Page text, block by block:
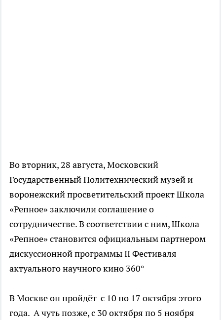
Во вторник, 28 августа, Московский
Государственный Политехнический музей и
воронежский просветительский проект Школа
«Репное» заключили соглашение о
сотрудничестве. В соответствии с ним, Школа
«Репное» становится официальным партнером
дискуссионной программы II Фестиваля
актуального научного кино 360°
В Москве он пройдёт с 10 по 17 октября этого
года. А чуть позже, с 30 октября по 5 ноября